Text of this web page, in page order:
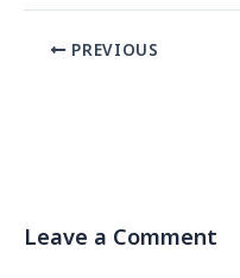
PREVIOUS
Leave a Comment